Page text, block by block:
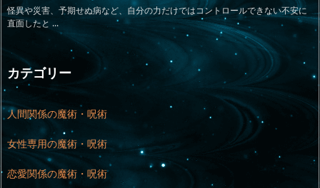
怪異や災害、予期せぬ病など、自分の力だけではコントロールできない不安に
直面したと ...
カテゴリー
人間関係の魔術・呪術
女性専用の魔術・呪術
恋愛関係の魔術・呪術